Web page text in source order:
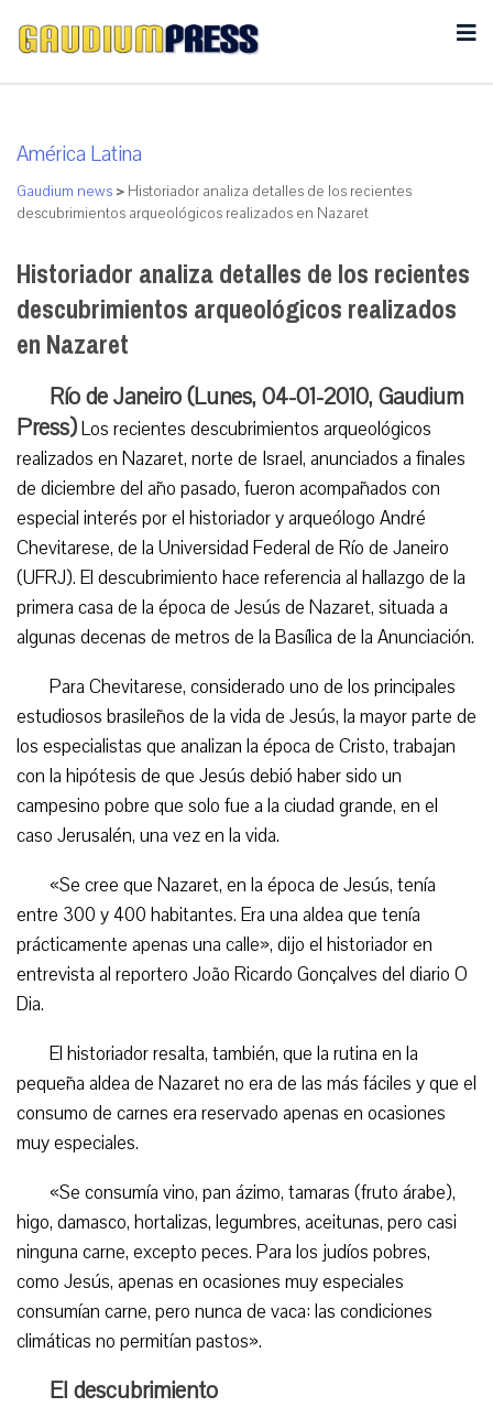
América Latina
Gaudium news > Historiador analiza detalles de los recientes
descubrimientos arqueológicos realizados en Nazaret
Historiador analiza detalles de los recientes
descubrimientos arqueológicos realizados
en Nazaret
Río de Janeiro (Lunes, 04-01-2010, Gaudium
Press)Los recientes descubrimientos arqueológicos
realizados en Nazaret, norte de Israel, anunciados a finales
de diciembre del año pasado, fueron acompañados con
especial interés por el historiador y arqueólogo André
Chevitarese, de la Universidad Federal de Río de Janeiro
(UFRJ). El descubrimiento hace referencia al hallazgo de la
primera casa de la época de Jesús de Nazaret, situada a
algunas decenas de metros de la Basílica de la Anunciación.
Para Chevitarese, considerado uno de los principales
estudiosos brasileños de la vida de Jesús, la mayor parte de
los especialistas que analizan la época de Cristo, trabajan
con la hipótesis de que Jesús debió haber sido un
campesino pobre que solo fue a la ciudad grande, en el
caso Jerusalén, una vez en la vida.
«Se cree que Nazaret, en la época de Jesús, tenía
entre 300 y 400 habitantes. Era una aldea que tenía
prácticamente apenas una calle», dijo el historiador en
entrevista al reportero João Ricardo Gonçalves del diario O
Dia.
El historiador resalta, también, que la rutina en la
pequeña aldea de Nazaret no era de las más fáciles y que el
consumo de carnes era reservado apenas en ocasiones
muy especiales.
«Se consumía vino, pan ázimo, tamaras (fruto árabe),
higo, damasco, hortalizas, legumbres, aceitunas, pero casi
ninguna carne, excepto peces. Para los judíos pobres,
como Jesús, apenas en ocasiones muy especiales
consumían carne, pero nunca de vaca: las condiciones
climáticas no permitían pastos».
El descubrimiento